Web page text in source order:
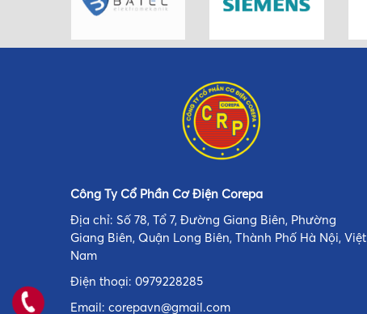
Công Ty Cổ Phần Cơ Điện Corepa
Địa chỉ: Số 78, Tổ 7, Đường Giang Biên, Phường
Giang Biên, Quận Long Biên, Thành Phố Hà Nội, Việt
Nam
Điện thoại: 0979228285
Email: corepavn@gmail.com